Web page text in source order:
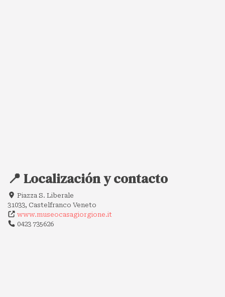
📍 Localización y contacto
Piazza S. Liberale
31033, Castelfranco Veneto
www.museocasagiorgione.it
0423 735626